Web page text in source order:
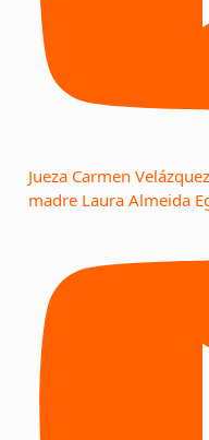
Jueza Carmen
madre Laura Almeida